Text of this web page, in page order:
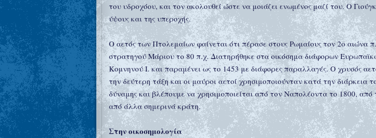
του υδροχόου, και τον ακολουθεί ώστε να μοιάζει ενωμένος μαζί του. Ο
ύψους και της υπεροχής.
Ο αετός των Πτολεμαίων φαίνεται ότι πέρασε στους Ρωμαίους τον 2ο αιώνα
στρατηγού Μάριου το 80 π.χ. Διατηρήθηκε στα οικόσημα διάφορων
Κομνηνού Ι. και παραμένει ως το 1453 με διάφορες παραλλαγές. Ο χρυσός
την δεύτερη τάξη και οι μαύροι αετοί χρησιμοποιούνταν κατά την
δύναμης και βλέπουμε να χρησιμοποιείται από τον Ναπολέοντα το 1800,
από άλλα σημερινά κράτη.
Στην οικοσημολογία